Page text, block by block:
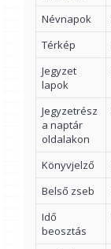
Névnapok
Térkép
Jegyzet
lapok
Jegyzetrész
a naptár
oldalakon
Könyvjelző
Belső zseb
Idő
beosztás